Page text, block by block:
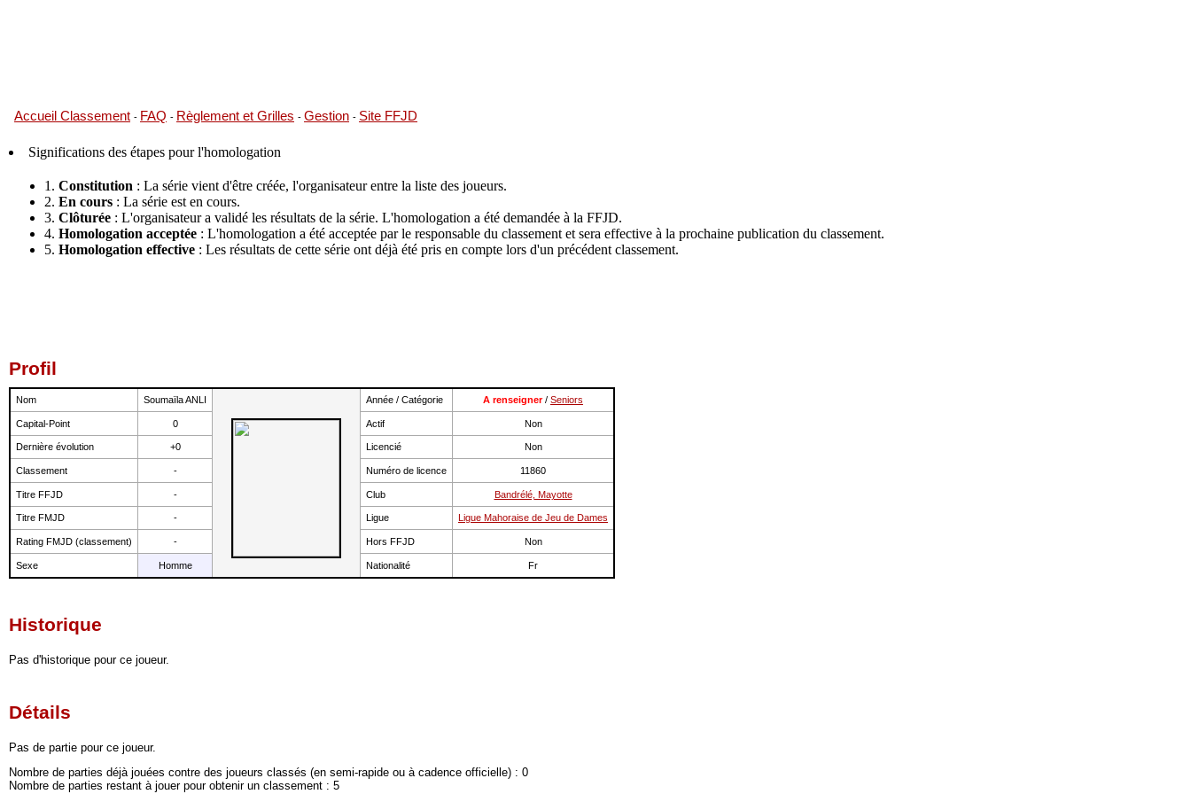
Accueil Classement - FAQ - Règlement et Grilles - Gestion - Site FFJD
Significations des étapes pour l'homologation
1. Constitution : La série vient d'être créée, l'organisateur entre la liste des joueurs.
2. En cours : La série est en cours.
3. Clôturée : L'organisateur a validé les résultats de la série. L'homologation a été demandée à la FFJD.
4. Homologation acceptée : L'homologation a été acceptée par le responsable du classement et sera effective à la prochaine publication du classement.
5. Homologation effective : Les résultats de cette série ont déjà été pris en compte lors d'un précédent classement.
Profil
Nom Soumaïla ANLI Année / Catégorie A renseigner/ Seniors
Capital-Point 0 Actif Non
Dernière évolution +0 Licencié Non
Classement - Numéro de licence 11860
Titre FFJD - Club Bandrélé, Mayotte
Titre FMJD - Ligue Ligue Mahoraise de Jeu de Dames
Rating FMJD (classement) - Hors FFJD Non
Sexe Homme Nationalité Fr
Historique
Pas d'historique pour ce joueur.
Détails
Pas de partie pour ce joueur.
Nombre de parties déjà jouées contre des joueurs classés (en semi-rapide ou à cadence officielle) : 0
Nombre de parties restant à jouer pour obtenir un classement : 5